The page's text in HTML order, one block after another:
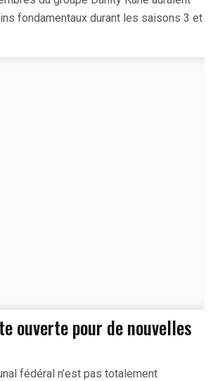
fondamentaux durant les saisons 3 et
ouverte pour de nouvelles
fédéral n’est pas totalement